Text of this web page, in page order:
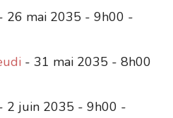
26 mai 2035 - 9h00 -
- 31 mai 2035 - 8h00
2 juin 2035 - 9h00 -